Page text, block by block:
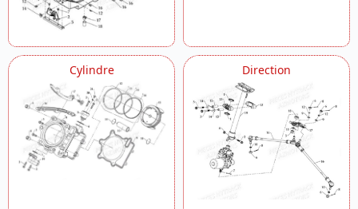
Cylindre Direction